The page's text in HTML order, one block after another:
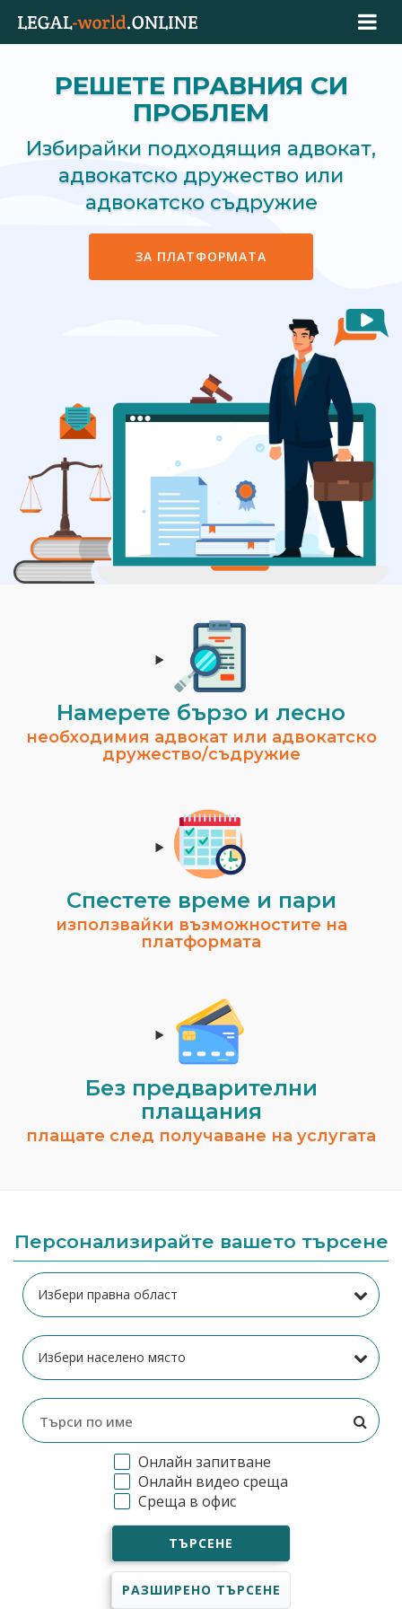
РЕШЕТЕ ПРАВНИЯ СИ
ПРОБЛЕМ
Избирайки подходящия адвокат,
адвокатско дружество или
адвокатско съдружие
ЗА ПЛАТФОРМАТА
Намерете бързо и лесно
необходимия адвокат или адвокатско
дружество/съдружие
Спестeте време и пари
използвайки възможностите на
платформата
Без предварителни
плащания
плащате след получаване на услугата
Персонализирайте вашето търсене
Онлайн запитване
Онлайн видео среща
Среща в офис
ТЪРСЕНЕ
РАЗШИРЕНО ТЪРСЕНЕ